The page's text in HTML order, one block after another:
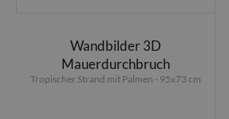
Wandbilder 3D
Mauerdurchbruch
Tropischer Strand mit Palmen - 95x73 cm